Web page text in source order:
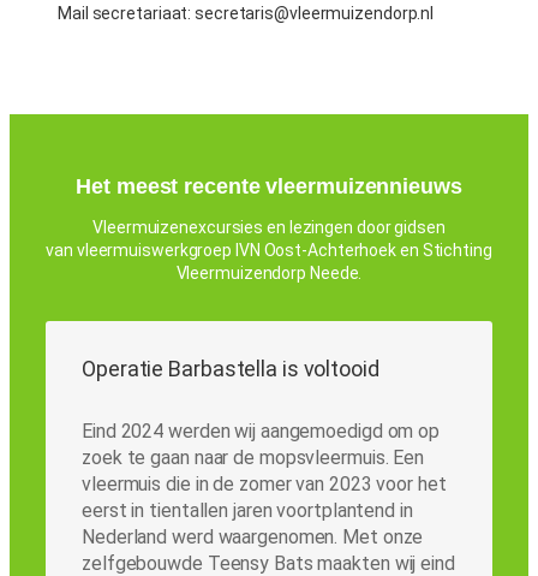
Mail secretariaat: secretaris@vleermuizendorp.nl
Het meest recente vleermuizennieuws
Vleermuizenexcursies en lezingen door gidsen
van vleermuiswerkgroep IVN Oost-Achterhoek en Stichting
Vleermuizendorp Neede.
Operatie Barbastella is voltooid
Eind 2024 werden wij aangemoedigd om op
zoek te gaan naar de mopsvleermuis. Een
vleermuis die in de zomer van 2023 voor het
eerst in tientallen jaren voortplantend in
Nederland werd waargenomen. Met onze
zelfgebouwde Teensy Bats maakten wij eind